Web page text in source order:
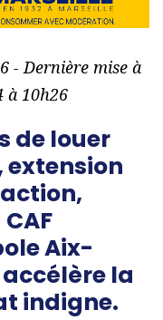
- Dernière mise à
à 10h26
de louer
extension
Aix-
la
indigne.